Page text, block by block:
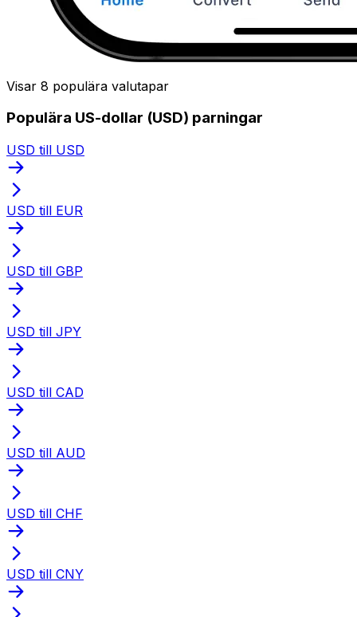
Visar 8 populära valutapar
Populära US-dollar (USD) parningar
USD till USD
USD till EUR
USD till GBP
USD till JPY
USD till CAD
USD till AUD
USD till CHF
USD till CNY